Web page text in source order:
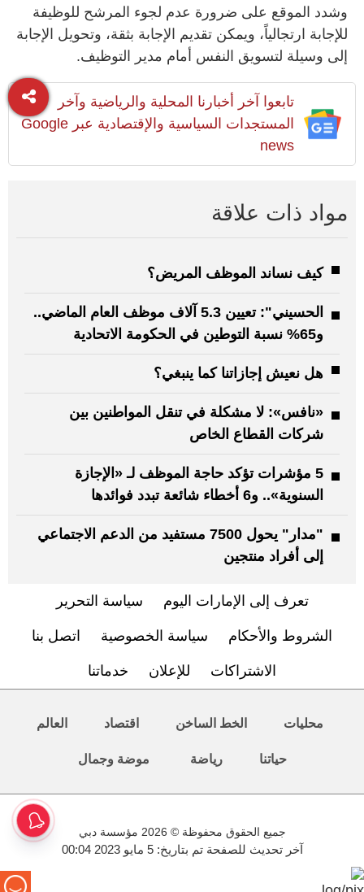
وشدد الموقع على ضرورة عدم لجوء المرشح للوظيفة
للإجابة ارتجالياً، ويمكن تقديم الإجابة بثقة، وتحويل الإجابة
إلى وسيلة لتسويق النفس أمام مدير التوظيف.
تابعوا آخر أخبارنا المحلية والرياضية وآخر
المستجدات السياسية والإقتصادية عبر Google
news
مواد ذات علاقة
كيف نساند الموظف المريض؟
الحسيني": تعيين 5.3 آلاف موظف العام الماضي..
و65% نسبة التوطين في الحكومة الاتحادية
هل نعيش إجازاتنا كما ينبغي؟
«نافس»: لا مشكلة في تنقل المواطنين بين
شركات القطاع الخاص
5 مؤشرات تؤكد حاجة الموظف لـ «الإجازة
السنوية».. و6 أخطاء شائعة تبدد فوائدها
"مدار" يحول 7500 مستفيد من الدعم الاجتماعي
إلى أفراد منتجين
تعرف إلى الإمارات اليوم سياسة التحرير
الشروط والأحكام سياسة الخصوصية اتصل بنا
الاشتراكات للإعلان خدماتنا
محليات الخط الساخن اقتصاد العالم
حياتنا رياضة موضة وجمال
جميع الحقوق محفوظة © 2026 مؤسسة دبي
آخر تحديث للصفحة تم بتاريخ: 5 مايو 2023 00:04